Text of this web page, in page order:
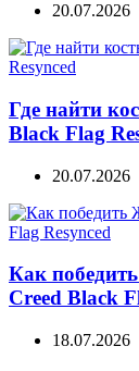
20.07.2026
Где найти
Black Flag
20.07.2026
Как
Creed Black
18.07.2026